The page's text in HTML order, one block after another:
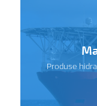
Produse